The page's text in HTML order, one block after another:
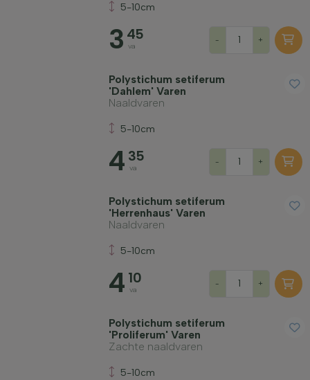
5-10cm
3 45
va
- +
Polystichum setiferum
'Dahlem' Varen
Naaldvaren
5-10cm
4 35
va
- +
Polystichum setiferum
'Herrenhaus' Varen
Naaldvaren
5-10cm
4 10
va
- +
Polystichum setiferum
'Proliferum' Varen
Zachte naaldvaren
5-10cm